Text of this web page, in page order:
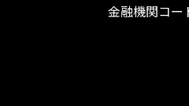
金融機関コー